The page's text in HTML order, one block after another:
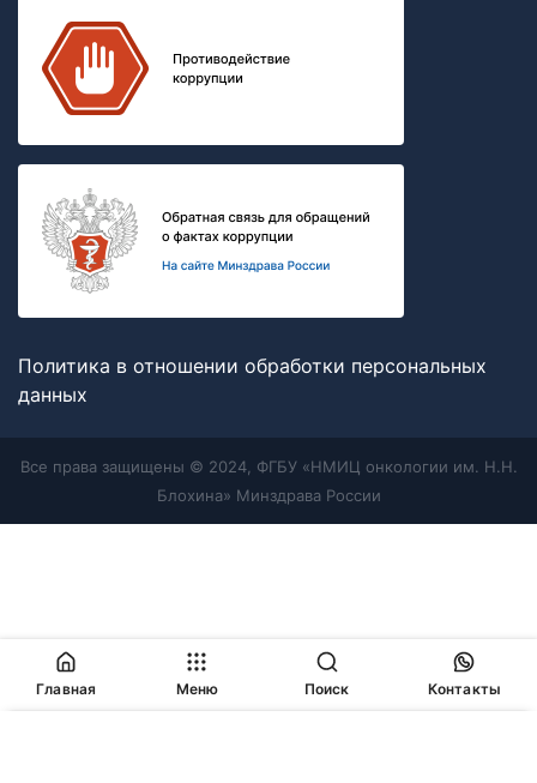
Политика в отношении обработки персональных
данных
Все права защищены © 2024, ФГБУ «НМИЦ онкологии им. Н.Н.
Блохина» Минздрава России
Главная Меню Поиск Контакты